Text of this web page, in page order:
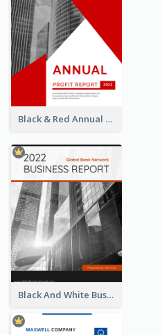
Black & Red Annual Reports
Black And White Business Report